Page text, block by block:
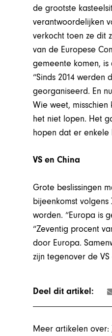
de grootste
verantwoordelijken
verkocht toen ze dit
van de Europese
gemeente komen, is
“Sinds 2014 werden
georganiseerd. En
Wie weet, misschien
het niet lopen. Het
hopen dat er enkele
VS en China
Grote beslissingen
bijeenkomst
worden. “Europa is
“Zeventig procent
door Europa.
zijn tegenover de
Deel dit artikel:
Meer artikelen over: